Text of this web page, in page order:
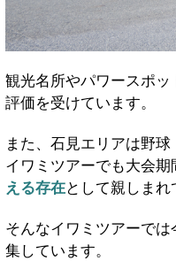
観光名所やパワースポッ
評価を受けています。
また、石見エリアは野球
イワミツアーでも大会期
える存在として親しまれ
そんなイワミツアーでは
集しています。